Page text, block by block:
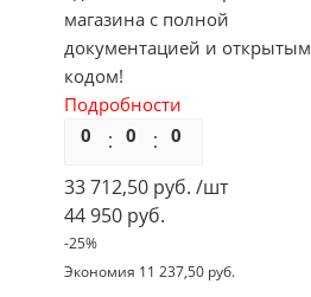
магазина с полной
документацией и открытым
кодом!
Подробности
0
0 0
33 712,50руб. /шт
44 950руб.
-25%
Экономия 11 237,50руб.